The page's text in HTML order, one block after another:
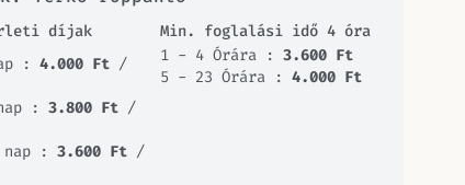
díjak
: 4.000 Ft /
: 3.800 Ft /
: 3.600 Ft /
Min. foglalási idő 4 óra
1 - 4 Órára : 3.600 Ft
5 - 23 Órára : 4.000 Ft